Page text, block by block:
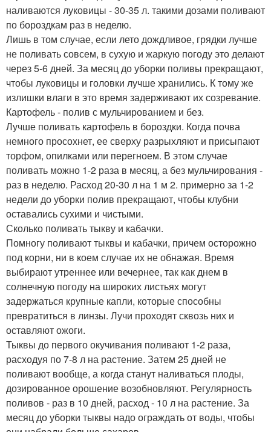
наливаются луковицы - 30-35 л. такими дозами поливают
по бороздкам раз в неделю.
Лишь в том случае, если лето дождливое, грядки лучше
не поливать совсем, в сухую и жаркую погоду это делают
через 5-6 дней. За месяц до уборки поливы прекращают,
чтобы луковицы и головки лучше хранились. К тому же
излишки влаги в это время задерживают их созревание.
Картофель - полив с мульчированием и без.
Лучше поливать картофель в бороздки. Когда почва
немного просохнет, ее сверху разрыхляют и присыпают
торфом, опилками или перегноем. В этом случае
поливать можно 1-2 раза в месяц, а без мульчирования -
раз в неделю. Расход 20-30 л на 1 м 2. примерно за 1-2
недели до уборки полив прекращают, чтобы клубни
оставались сухими и чистыми.
Сколько поливать тыкву и кабачки.
Помногу поливают тыквы и кабачки, причем осторожно
под корни, ни в коем случае их не обнажая. Время
выбирают утреннее или вечернее, так как днем в
солнечную погоду на широких листьях могут
задержаться крупные капли, которые способны
превратиться в линзы. Лучи проходят сквозь них и
оставляют ожоги.
Тыквы до первого окучивания поливают 1-2 раза,
расходуя по 7-8 л на растение. Затем 25 дней не
поливают вообще, а когда станут наливаться плоды,
дозированное орошение возобновляют. Регулярность
поливов - раз в 10 дней, расход - 10 л на растение. За
месяц до уборки тыквы надо ограждать от воды, чтобы